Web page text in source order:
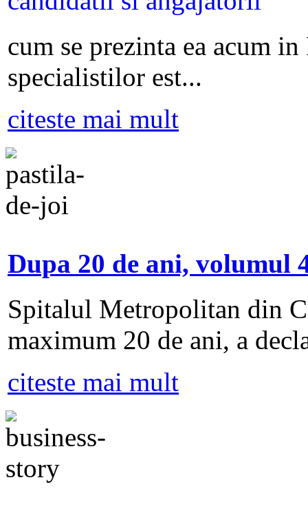
cum se prezinta ea acum
specialistilor est...
citeste mai mult
Dupa 20 de ani, volumul
Spitalul Metropolitan din
maximum 20 de ani, a
citeste mai mult